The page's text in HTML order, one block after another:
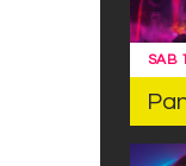
SAB